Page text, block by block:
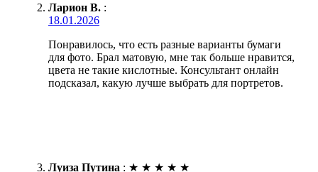
Ларион В. :
18.01.2026
Понравилось, что есть разные варианты бумаги
для фото. Брал матовую, мне так больше нравится,
цвета не такие кислотные. Консультант онлайн
подсказал, какую лучше выбрать для портретов.
Луиза Путина : ★ ★ ★ ★ ★